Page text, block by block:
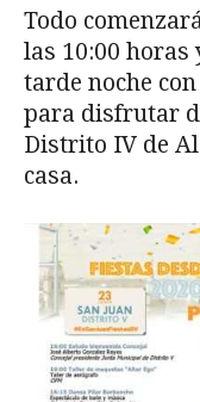
Todo
las 10:00 horas
tarde noche
para disfrutar
Distrito IV de
casa.